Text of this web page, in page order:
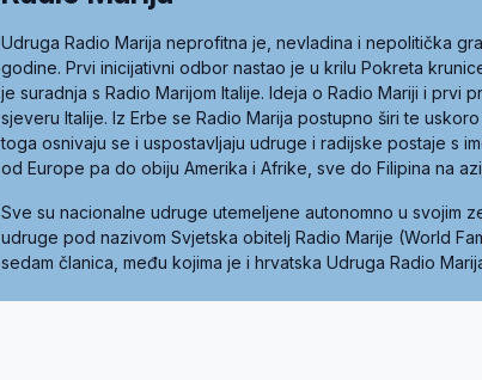
Udruga Radio Marija neprofitna je, nevladina i nepolitička
godine. Prvi inicijativni odbor nastao je u krilu Pokreta
je suradnja s Radio Marijom Italije. Ideja o Radio Mariji i prvi
sjeveru Italije. Iz Erbe se Radio Marija postupno širi te
toga osnivaju se i uspostavljaju udruge i radijske postaje s
od Europe pa do obiju Amerika i Afrike, sve do Filipina na
Sve su nacionalne udruge utemeljene autonomno u svojim
udruge pod nazivom Svjetska obitelj Radio Marije (World
sedam članica, među kojima je i hrvatska Udruga Radio